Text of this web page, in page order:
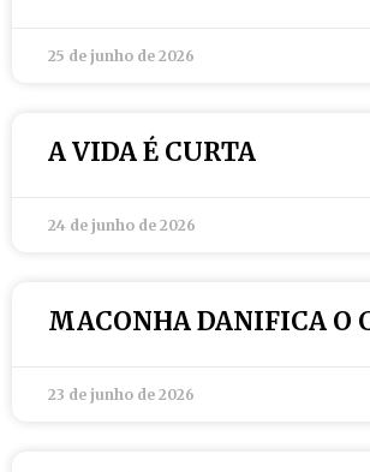
25 de junho de 2026
A VIDA É CURTA
24 de junho de 2026
MACONHA DANIFICA O
23 de junho de 2026